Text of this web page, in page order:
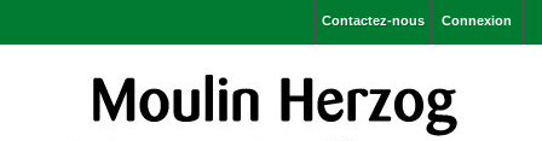
Connexion
Contactez-nous